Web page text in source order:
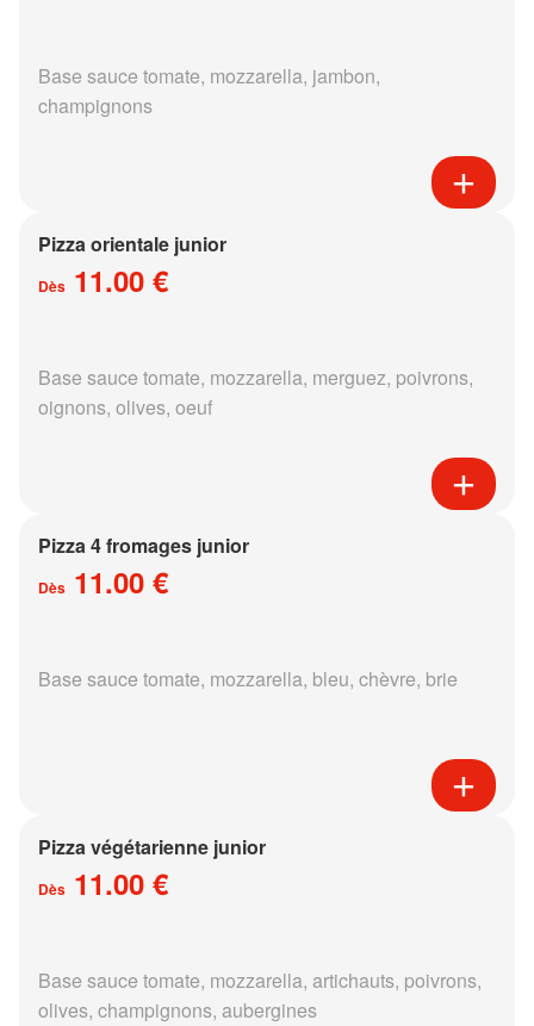
Base sauce tomate, mozzarella, jambon,
champignons
Pizza orientale junior
Dès 11.00 €
Base sauce tomate, mozzarella, merguez, poivrons,
oignons, olives, oeuf
Pizza 4 fromages junior
Dès 11.00 €
Base sauce tomate, mozzarella, bleu, chèvre, brie
Pizza végétarienne junior
Dès 11.00 €
Base sauce tomate, mozzarella, artichauts, poivrons,
olives, champignons, aubergines